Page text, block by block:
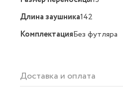
Длина заушника142
КомплектацияБез футляра
Доставка и оплата